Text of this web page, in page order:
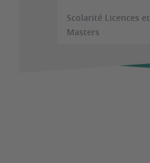
Scolarité Licences et
Masters